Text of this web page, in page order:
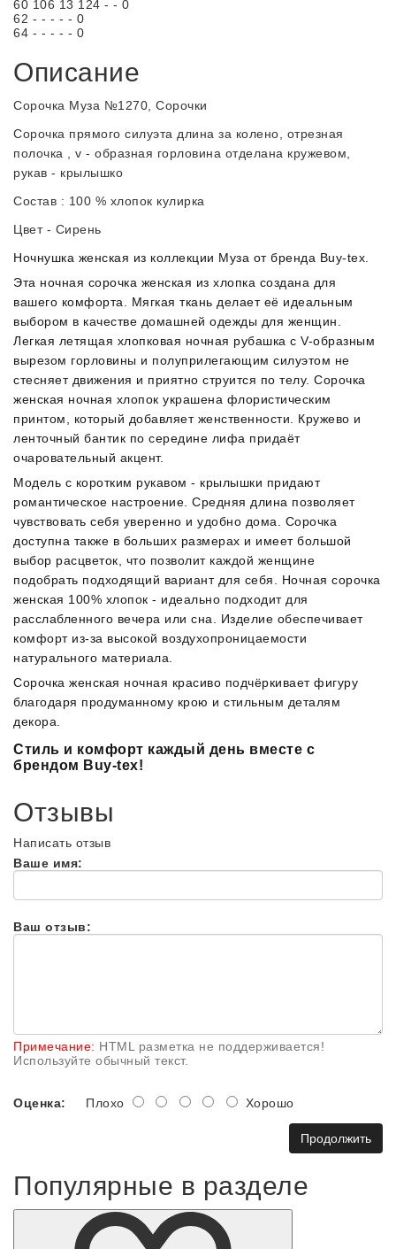
60 106 13 124 - - 0
62 - - - - - 0
64 - - - - - 0
Описание
Сорочка Муза №1270, Сорочки
Сорочка прямого силуэта длина за колено, отрезная
полочка , v - образная горловина отделана кружевом,
рукав - крылышко
Состав : 100 % хлопок кулирка
Цвет - Сирень
Ночнушка женская из коллекции Муза от бренда Buy-tex.
Эта ночная сорочка женская из хлопка создана для
вашего комфорта. Мягкая ткань делает её идеальным
выбором в качестве домашней одежды для женщин.
Легкая летящая хлопковая ночная рубашка c V-образным
вырезом горловины и полуприлегающим силуэтом не
стесняет движения и приятно струится по телу. Сорочка
женская ночная хлопок украшена флористическим
принтом, который добавляет женственности. Кружево и
ленточный бантик по середине лифа придаёт
очаровательный акцент.
Модель с коротким рукавом - крылышки придают
романтическое настроение. Средняя длина позволяет
чувствовать себя уверенно и удобно дома. Сорочка
доступна также в больших размерах и имеет большой
выбор расцветок, что позволит каждой женщине
подобрать подходящий вариант для себя. Ночная сорочка
женская 100% хлопок - идеально подходит для
расслабленного вечера или сна. Изделие обеспечивает
комфорт из-за высокой воздухопроницаемости
натурального материала.
Сорочка женская ночная красиво подчёркивает фигуру
благодаря продуманному крою и стильным деталям
декора.
Стиль и комфорт каждый день вместе с
брендом Buy-tex!
Отзывы
Написать отзыв
Ваше имя:
Ваш отзыв:
Примечание: HTML разметка не поддерживается!
Используйте обычный текст.
Оценка: Плохо Хорошо
Продолжить
Популярные в разделе